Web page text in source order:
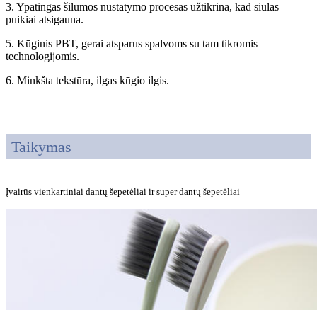
3. Ypatingas šilumos nustatymo procesas užtikrina, kad siūlas
puikiai atsigauna.
5. Kūginis PBT, gerai atsparus spalvoms su tam tikromis
technologijomis.
6. Minkšta tekstūra, ilgas kūgio ilgis.
Taikymas
Įvairūs vienkartiniai dantų šepetėliai ir super dantų šepetėliai